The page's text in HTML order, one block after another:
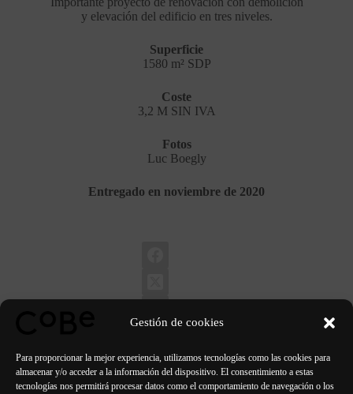
Gestión de cookies
Para proporcionar la mejor experiencia, utilizamos tecnologías como las cookies para
almacenar y/o acceder a la información del dispositivo. El consentimiento a estas
tecnologías nos permitirá procesar datos como el comportamiento de navegación o los
y elevación del edificio en tres niveles.
Superficie
1580 m² SDP
Coste
3,2 M SIN IVA
Fotos
Luc Boegly
Entregado en noviembre de 2020